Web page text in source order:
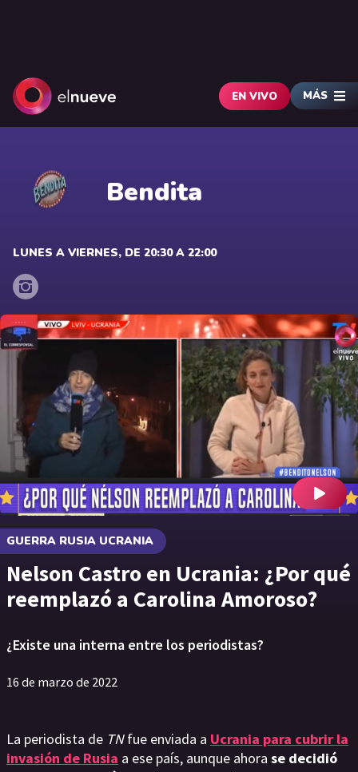
EN VIVO MÁS
Bendita
LUNES A VIERNES, DE 20:30 A 22:00
GUERRA RUSIA UCRANIA
Nelson Castro en Ucrania: ¿Por qué
reemplazó a Carolina Amoroso?
¿Existe una interna entre los periodistas?
16 de marzo de 2022
La periodista de TNfue enviada a Ucrania para cubrir la
invasión de Rusia a ese país, aunque ahora se decidió